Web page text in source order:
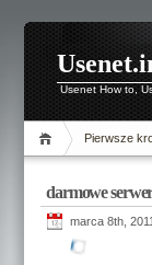
Usenet How to,
Pierwsze
darmowe
marca 8th, 2011